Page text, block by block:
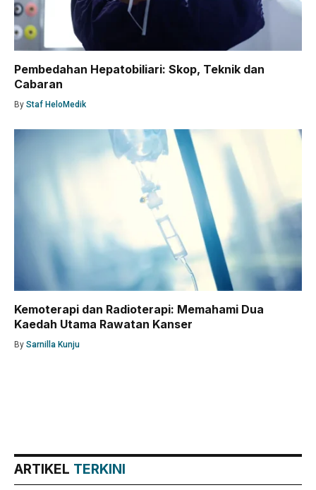
Pembedahan Hepatobiliari: Skop, Teknik dan
Cabaran
By Staf HeloMedik
Kemoterapi dan Radioterapi: Memahami Dua
Kaedah Utama Rawatan Kanser
By Sarnilla Kunju
ARTIKEL TERKINI